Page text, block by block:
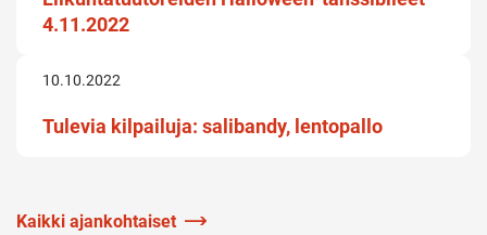
4.11.2022
10.10.2022
Tulevia kilpailuja: salibandy, lentopallo
Kaikki ajankohtaiset